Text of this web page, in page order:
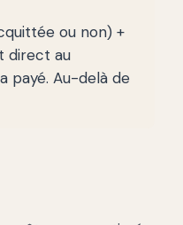
ou non) +
direct au
payé. Au-delà de